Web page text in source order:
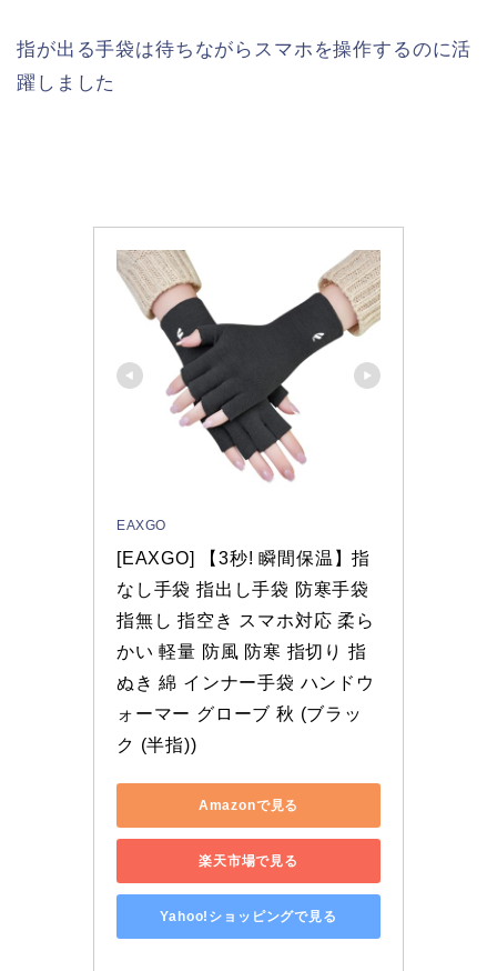
指が出る手袋は待ちながらスマホを操作するのに活
躍しました
EAXGO
[EAXGO] 【3秒! 瞬間保温】指
なし手袋 指出し手袋 防寒手袋
指無し 指空き スマホ対応 柔ら
かい 軽量 防風 防寒 指切り 指
ぬき 綿 インナー手袋 ハンドウ
ォーマー グローブ 秋 (ブラッ
ク (半指))
Amazonで見る
楽天市場で見る
Yahoo!ショッピングで見る